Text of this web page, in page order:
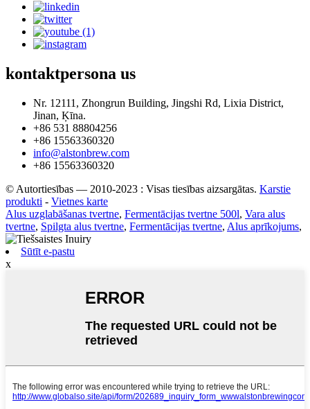
kontaktpersona us
Nr. 12111, Zhongrun Building, Jingshi Rd, Lixia District,
Jinan, Ķīna.
+86 531 88804256
+86 15563360320
info@alstonbrew.com
+86 15563360320
© Autortiesības — 2010-2023 : Visas tiesības aizsargātas. Karstie
produkti - Vietnes karte
Alus uzglabāšanas tvertne, Fermentācijas tvertne 500l, Vara alus
tvertne, Spilgta alus tvertne, Fermentācijas tvertne, Alus aprīkojums,
Sūtīt e-pastu
x